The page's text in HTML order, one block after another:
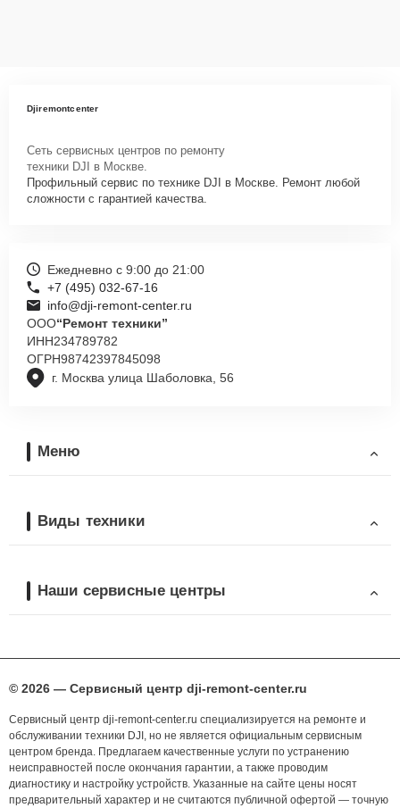
Djiremontcenter
Сеть сервисных центров по ремонту
техники DJI в Москве.
Профильный сервис по технике DJI в Москве. Ремонт любой
сложности с гарантией качества.
г. Москва улица Шаболовка, 56
Ежедневно с 9:00 до 21:00
+7 (495) 032-67-16
info@dji-remont-center.ru
ООО“Ремонт техники”
ИНН234789782
ОГРН98742397845098
Меню
Виды техники
Наши сервисные центры
© 2026 — Сервисный центр dji-remont-center.ru
Сервисный центр dji-remont-center.ru специализируется на ремонте и
обслуживании техники DJI, но не является официальным сервисным
центром бренда. Предлагаем качественные услуги по устранению
неисправностей после окончания гарантии, а также проводим
диагностику и настройку устройств. Указанные на сайте цены носят
предварительный характер и не считаются публичной офертой — точную